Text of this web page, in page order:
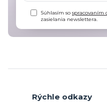
Súhlasím sospracovaním
zasielania newslettera.
Rýchle odkazy